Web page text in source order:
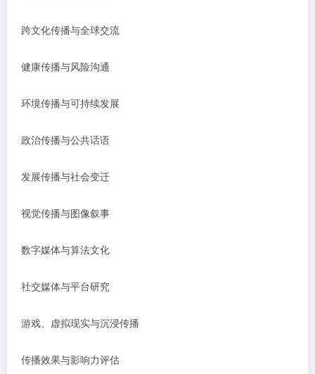
跨文化传播与全球交流
健康传播与风险沟通
环境传播与可持续发展
政治传播与公共话语
发展传播与社会变迁
视觉传播与图像叙事
数字媒体与算法文化
社交媒体与平台研究
游戏、虚拟现实与沉浸传播
传播效果与影响力评估